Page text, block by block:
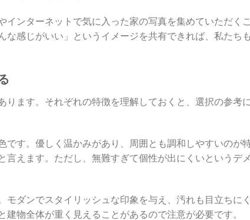
インターネットで気に入った家の写真を集めていただく
な感じがいい」というイメージを共有できれば、私たち
ります。それぞれの特徴を理解しておくと、選択の参考
です。優しく温かみがあり、周囲とも調和しやすいのが
えます。ただし、無難すぎて個性が出にくいというデ
モダンでスタイリッシュな印象を与え、汚れも目立ちに
物全体が重く見えることがあるので注意が必要です。